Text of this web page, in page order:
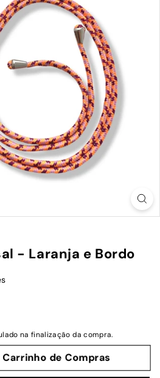
- Laranja e Bordo
na finalização da compra.
de Compras